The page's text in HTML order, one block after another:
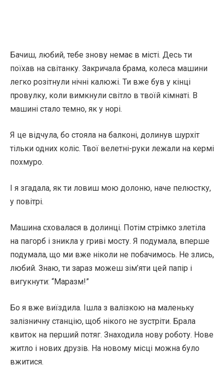
Бачиш, любий, тебе знову немає в місті. Десь ти
поїхав на світанку. Закричала брама, колеса машини
легко розітнули нічні калюжі. Ти вже був у кінці
провулку, коли вимкнули світло в твоїй кімнаті. В
машині стало темно, як у норі.
Я це відчула, бо стояла на балконі, долинув шурхіт
тільки одних коліс. Твої велетні-руки лежали на кермі
похмуро.
І я згадала, як ти ловиш мою долоню, наче пелюстку,
у повітрі.
Машина сховалася в долинці. Потім стрімко злетіла
на пагорб і зникла у гриві мосту. Я подумала, вперше
подумала, що ми вже ніколи не побачимось. Не злись,
любий. Знаю, ти зараз можеш зім’яти цей папір і
вигукнути: “Маразм!”
Бо я вже виїздила. Ішла з валізкою на маленьку
залізничну станцію, щоб нікого не зустріти. Брала
квиток на перший потяг. Знаходила нову роботу. Нове
житло і нових друзів. На новому місці можна було
вжитися.